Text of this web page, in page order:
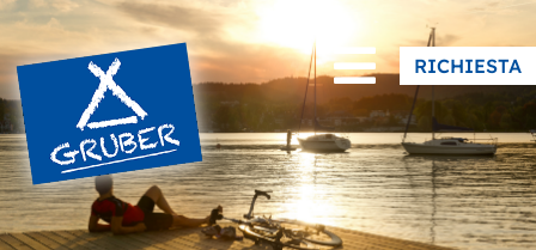
|
Instagram
RICHIESTA